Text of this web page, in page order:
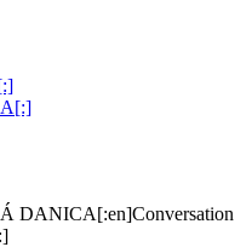
DANICA[:en]Conversation